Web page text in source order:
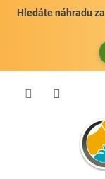
Hledáte náhradu